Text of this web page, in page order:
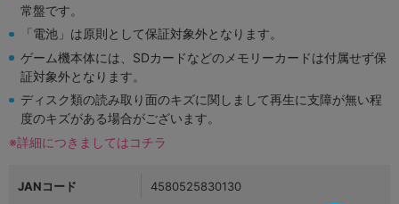
常盤です。
「電池」は原則として保証対象外となります。
ゲーム機本体には、SDカードなどのメモリーカードは付属せず保
証対象外となります。
ディスク類の読み取り面のキズに関しまして再生に支障が無い程
度のキズがある場合がございます。
※詳細につきましてはコチラ
JANコード 4580525830130